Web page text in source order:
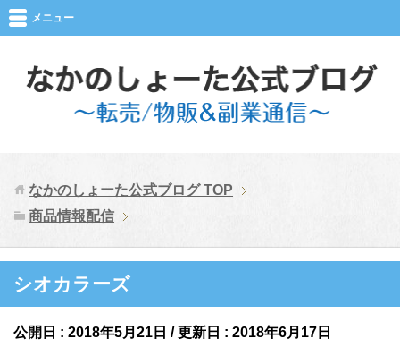
メニュー
なかのしょーた公式ブログTOP
商品情報配信
シオカラーズ
公開日 : 2018年5月21日 / 更新日 : 2018年6月17日